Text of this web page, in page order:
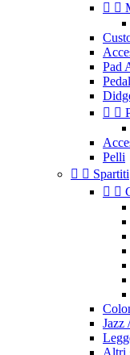
 
Pad
 
Pelli
  Spartiti
 
Jazz
Altri